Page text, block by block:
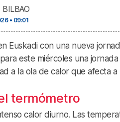
• 09:01
Euskadi con una nueva
este miércoles una
a la ola de calor que afecta a
termómetro
calor diurno. Las